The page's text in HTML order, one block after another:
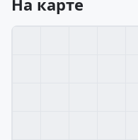
На карте